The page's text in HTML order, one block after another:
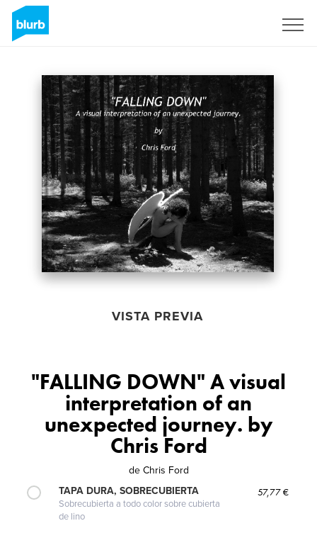
VISTA PREVIA
"FALLING DOWN" A visual
interpretation of an
unexpected journey. by
Chris Ford
de Chris Ford
TAPA DURA, SOBRECUBIERTA
Sobrecubierta a todo color sobre cubierta
de lino
57,77 €